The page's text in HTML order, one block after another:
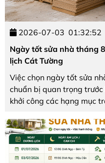
2026-07-03 01:32:52
Ngày tốt sửa nhà tháng
lịch Cát Tường
Việc chọn ngày tốt sửa
chuẩn bị quan trọng
khởi công các hạng mục
hoàng đạo theo cuốn Lịch